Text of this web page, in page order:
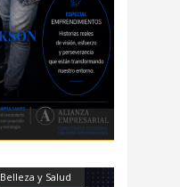
Belleza y Salud